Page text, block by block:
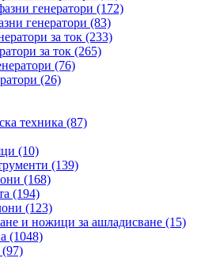
генератори (172)
генератори (83)
за ток (233)
за ток (265)
(76)
(26)
техника (87)
(10)
(139)
(168)
(194)
(123)
и ножици за ашладисване (15)
(1048)
(97)